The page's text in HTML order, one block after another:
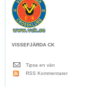
VISSEFJÄRDA CK
Tipsa en vän
RSS Kommentarer